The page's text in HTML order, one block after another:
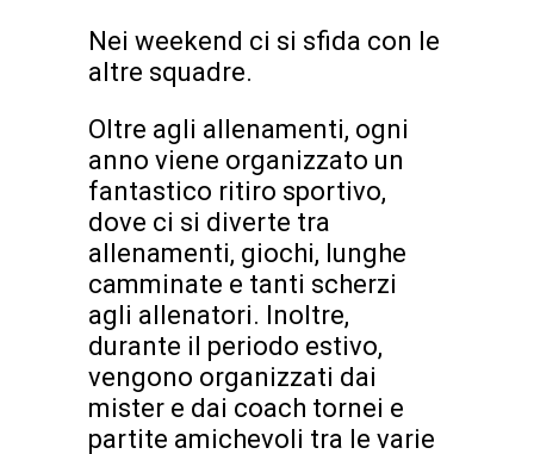
Nei weekend ci si sfida con le
altre squadre.
Oltre agli allenamenti, ogni
anno viene organizzato un
fantastico ritiro sportivo,
dove ci si diverte tra
allenamenti, giochi, lunghe
camminate e tanti scherzi
agli allenatori. Inoltre,
durante il periodo estivo,
vengono organizzati dai
mister e dai coach tornei e
partite amichevoli tra le varie